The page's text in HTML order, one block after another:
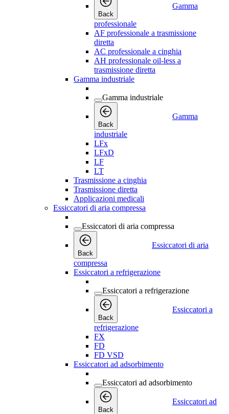
Back
Gamma
professionale
AF professionale a trasmissione
diretta
AC professionale a cinghia
AH professionale oil-less a
trasmissione diretta
Gamma industriale
Gamma industriale
Back
Gamma
industriale
LFx
LFxD
LF
LT
Trasmissione a cinghia
Trasmissione diretta
Applicazioni medicali
Essiccatori di aria compressa
Essiccatori di aria compressa
Back
Essiccatori di aria
compressa
Essiccatori a refrigerazione
Essiccatori a refrigerazione
Back
Essiccatori a
refrigerazione
FX
FD
FD VSD
Essiccatori ad adsorbimento
Essiccatori ad adsorbimento
Back
Essiccatori ad